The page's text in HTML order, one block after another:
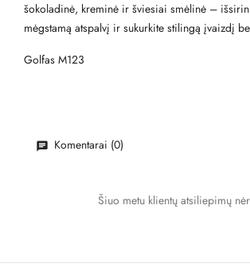
šokoladinė, kreminė ir šviesiai smėlinė –
mėgstamą atspalvį ir sukurkite stilingą įvaizdį
Golfas M123
Komentarai (0)
Šiuo metu klientų atsiliepimų